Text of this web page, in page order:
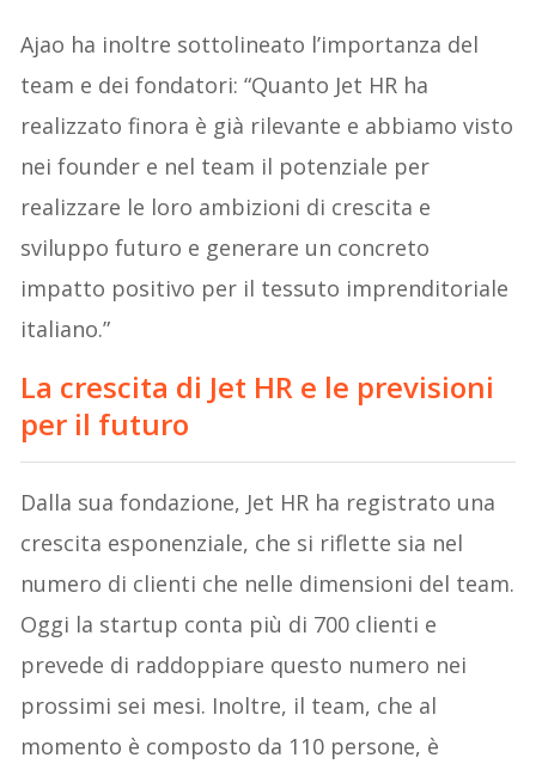
Ajao ha inoltre sottolineato l’importanza del
team e dei fondatori: “Quanto Jet HR ha
realizzato finora è già rilevante e abbiamo visto
nei founder e nel team il potenziale per
realizzare le loro ambizioni di crescita e
sviluppo futuro e generare un concreto
impatto positivo per il tessuto imprenditoriale
italiano.”
La crescita di Jet HR e le previsioni
per il futuro
Dalla sua fondazione, Jet HR ha registrato una
crescita esponenziale, che si riflette sia nel
numero di clienti che nelle dimensioni del team.
Oggi la startup conta più di 700 clienti e
prevede di raddoppiare questo numero nei
prossimi sei mesi. Inoltre, il team, che al
momento è composto da 110 persone, è